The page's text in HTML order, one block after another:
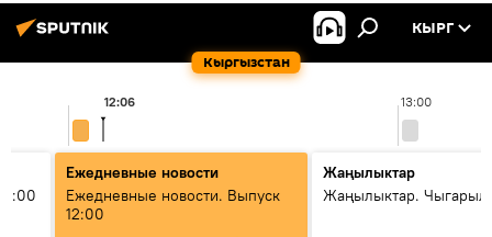
Кыргызстан
КЫРГ
13:00
12:06
Ежедневные новости
Ежедневные новости. Выпуск
12:00
Жаңылыктар
Жаңылыктар.